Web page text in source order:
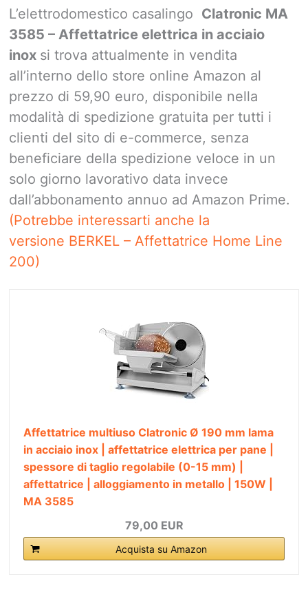
L’elettrodomestico casalingo Clatronic MA
3585 – Affettatrice elettrica in acciaio
inox si trova attualmente in vendita
all’interno dello store online Amazon al
prezzo di 59,90 euro, disponibile nella
modalità di spedizione gratuita per tutti i
clienti del sito di e-commerce, senza
beneficiare della spedizione veloce in un
solo giorno lavorativo data invece
dall’abbonamento annuo ad Amazon Prime.
(Potrebbe interessarti anche la
versione BERKEL – Affettatrice Home Line
200)
Affettatrice multiuso Clatronic Ø 190 mm lama
in acciaio inox | affettatrice elettrica per pane |
spessore di taglio regolabile (0-15 mm) |
affettatrice | alloggiamento in metallo | 150W |
MA 3585
79,00 EUR
Acquista su Amazon